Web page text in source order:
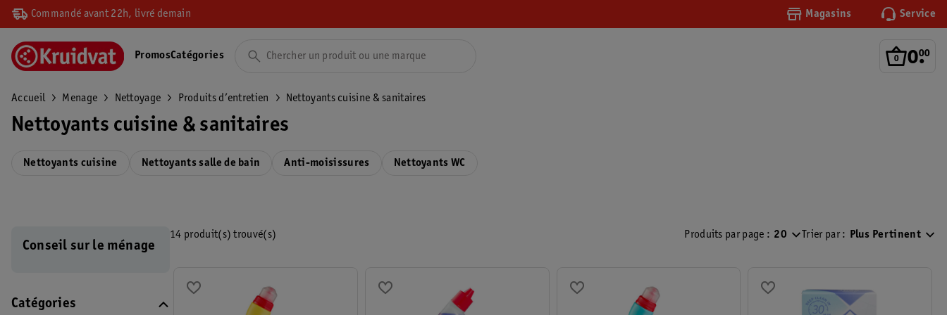
Commandé avant 22h, livré demain Magasins Service
0.
00
PromosCatégories
Accueil Menage Nettoyage Produits d’entretien Nettoyants cuisine & sanitaires
Nettoyants cuisine & sanitaires
Nettoyants cuisine Nettoyants salle de bain Anti-moisissures Nettoyants WC
Conseil sur le ménage
Catégories
14 produit(s) trouvé(s) Produits par page : 20 Trier par : Plus Pertinent